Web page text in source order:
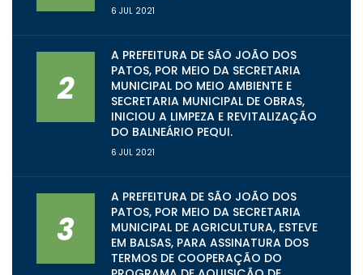
6 JUL 2021
2
A PREFEITURA DE SÃO JOÃO DOS
PATOS, POR MEIO DA SECRETARIA
MUNICIPAL DO MEIO AMBIENTE E
SECRETARIA MUNICIPAL DE OBRAS,
INICIOU A LIMPEZA E REVITALIZAÇÃO
DO BALNEÁRIO PEQUI.
6 JUL 2021
3
A PREFEITURA DE SÃO JOÃO DOS
PATOS, POR MEIO DA SECRETARIA
MUNICIPAL DE AGRICULTURA, ESTEVE
EM BALSAS, PARA ASSINATURA DOS
TERMOS DE COOPERAÇÃO DO